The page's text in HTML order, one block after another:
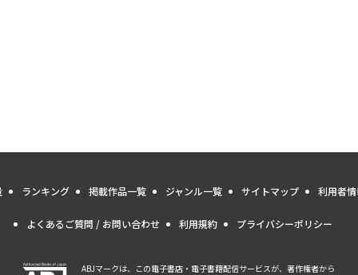
ランキング 掲載作品一覧 ジャンル一覧 サイトマップ 利用者
よくあるご質問 / お問い合わせ 利用規約 プライバシーポリシー
ABJマークは、この電子書店・電子書籍配信サービスが、著作権者から